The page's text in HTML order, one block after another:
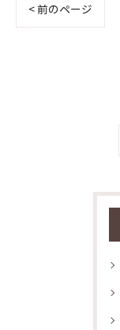
< 前のページ